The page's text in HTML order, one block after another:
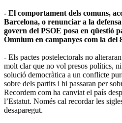
- El comportament dels comuns,
Barcelona, o renunciar a la
govern del PSOE posa en qüestió
Òmnium en campanyes com la del
- Els pactes postelectorals no
molt clar que no vol presos polítics,
solució democràtica a un conflicte
sobre dels partits i hi passaran per
Recordem com ha canviat el país
l’Estatut. Només cal recordar les
desaparegut.